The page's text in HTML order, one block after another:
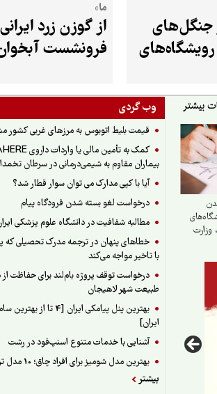
جنگل‌های
رویشگاه‌های
ما»
از گوزن زرد
فرونشست
وب گردی
قیمت بلیط اتوبوس به مرزهای غربی
بیماران مقاوم به شیمی‌درمانی در سرطان
آیا با کپی مدارک می توان سوار قطار شد؟
درخواست لغو بسته شدن فرودگاه پیام
مطالبه شفافیت در دانشگاه علوم پزشکی
خطاهای پنهان در ترجمه مدرک تحصیلی که
با تاخیر مواجه می‌کند
درخواست توقف پروژه بام‌لند برای حفاظت
طبیعت شهر لاهیجان
بهترین پنل پیامکی ایران [4 تا
ایران]
آشنایی با خدمات متنوع اسنپ‌فود در رشت
بهترین مدل شومیز برای افراد چاق؛ 10 مدل ترند 1405
بیشتر
وزارت